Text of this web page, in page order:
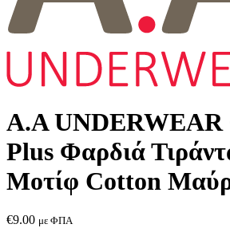
A.A UNDERWEAR
Plus Φαρδιά
Μοτίφ Cotton
€9.00 με ΦΠΑ